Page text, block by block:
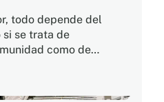
todo depende del
si se trata de
como de
lo saben: ¡hay que